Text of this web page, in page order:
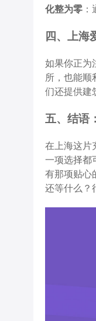
化整为零
四、上海
如果你正为
所，也能
们还提供建
五、结语
在上海这片
一项选择都
有那项贴心
还等什么？